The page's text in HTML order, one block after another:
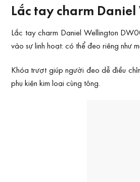
Lắc tay charm
Lắc tay charm Daniel Wellington
vào sự linh hoạt: có thể đeo riêng như
Khóa trượt giúp người đeo dễ điều
phụ kiện kim loại cùng tông.